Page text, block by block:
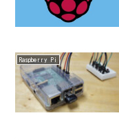
Raspberry Pi